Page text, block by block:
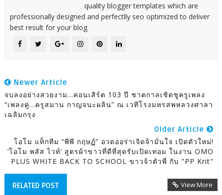
quality blogger templates which are
professionally designed and perfectlly seo optimized to deliver
best result for your blog.
Newer Article
จบลงอย่างสวยงาม...คอนเสิร์ต 103 ปี ชาตกาลเชิดชูครูเพลง
“เพลงคู่...ครูสมาน กาญจนะผลิน” ณ เวทีโรงมหรสพหลวงศาลา
เฉลิมกรุง
Older Article
โอโม แท็กทีม “พีพี กฤษฏ์” อวดออร่าเจิดจ้ามั่นใจ เปิดตัวใหม่!
‘โอโม พลัส ไวท์’ สูตรผ้าขาวที่ดีที่สุดรับเปิดเทอม ในงาน OMO
PLUS WHITE BACK TO SCHOOL ขาวจ้าตัวพี่ กับ "PP Krit"
RELATED POST View More